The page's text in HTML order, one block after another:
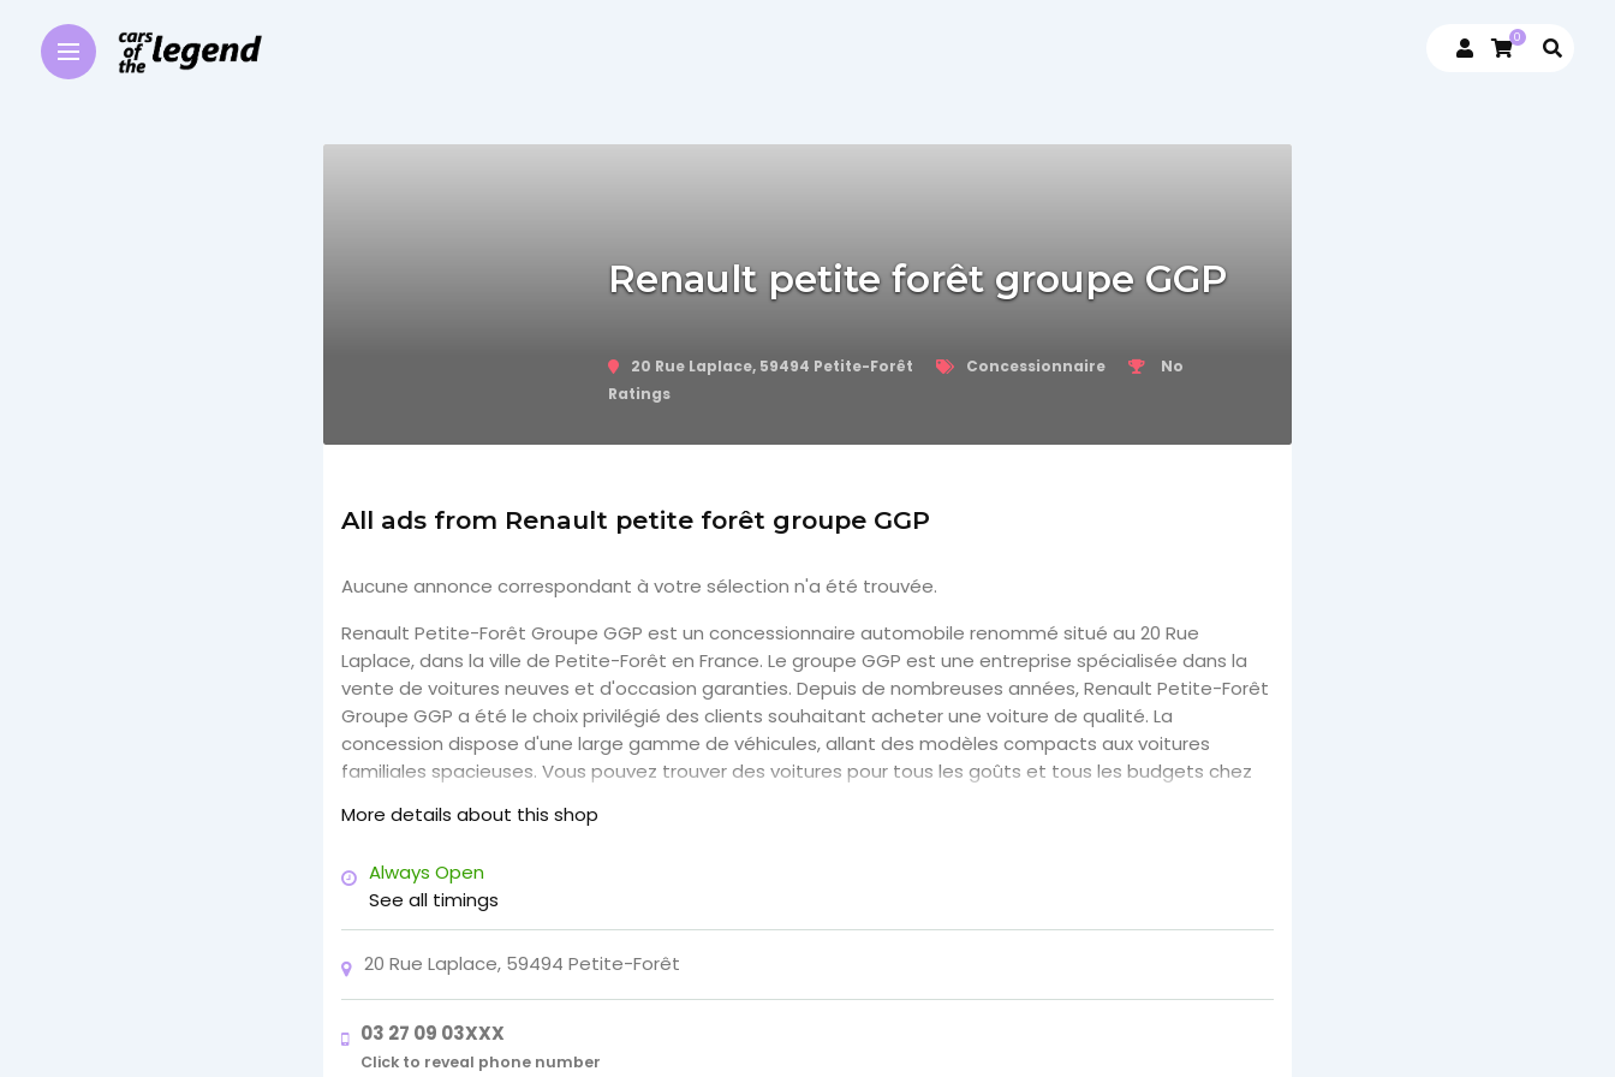
Actualité
Concept
Roadster
Super
Cars
Voiture
de
collection
0
Renault petite forêt groupe GGP
20 Rue Laplace, 59494 Petite-Forêt Concessionnaire
No
Ratings
All ads from Renault petite forêt groupe GGP
Aucune annonce correspondant à votre sélection n'a été trouvée.
Renault Petite-Forêt Groupe GGP est un concessionnaire automobile renommé situé au 20 Rue
Laplace, dans la ville de Petite-Forêt en France. Le groupe GGP est une entreprise spécialisée dans la
vente de voitures neuves et d'occasion garanties. Depuis de nombreuses années, Renault Petite-Forêt
Groupe GGP a été le choix privilégié des clients souhaitant acheter une voiture de qualité. La
concession dispose d'une large gamme de véhicules, allant des modèles compacts aux voitures
familiales spacieuses. Vous pouvez trouver des voitures pour tous les goûts et tous les budgets chez
More details about this shop
Always Open
See all timings
20 Rue Laplace, 59494 Petite-Forêt
03 27 09 03XXX
Click to reveal phone number